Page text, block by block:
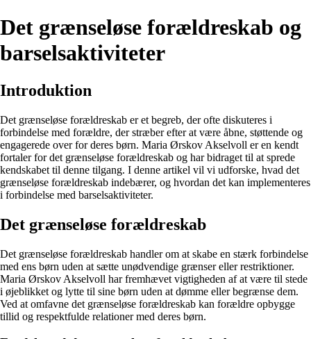
Det grænseløse forældreskab og
barselsaktiviteter
Introduktion
Det grænseløse forældreskab er et begreb, der ofte diskuteres i
forbindelse med forældre, der stræber efter at være åbne, støttende og
engagerede over for deres børn. Maria Ørskov Akselvoll er en kendt
fortaler for det grænseløse forældreskab og har bidraget til at sprede
kendskabet til denne tilgang. I denne artikel vil vi udforske, hvad det
grænseløse forældreskab indebærer, og hvordan det kan implementeres
i forbindelse med barselsaktiviteter.
Det grænseløse forældreskab
Det grænseløse forældreskab handler om at skabe en stærk forbindelse
med ens børn uden at sætte unødvendige grænser eller restriktioner.
Maria Ørskov Akselvoll har fremhævet vigtigheden af at være til stede
i øjeblikket og lytte til sine børn uden at dømme eller begrænse dem.
Ved at omfavne det grænseløse forældreskab kan forældre opbygge
tillid og respektfulde relationer med deres børn.